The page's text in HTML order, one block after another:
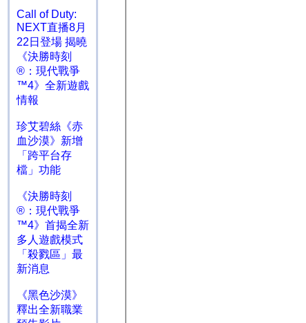
Call of Duty:
NEXT直播8月
22日登場 揭曉
《決勝時刻
®：現代戰爭
™4》全新遊戲
情報
珍艾碧絲《赤
血沙漠》新增
「跨平台存
檔」功能
《決勝時刻
®：現代戰爭
™4》首揭全新
多人遊戲模式
「殺戮區」最
新消息
《黑色沙漠》
釋出全新職業